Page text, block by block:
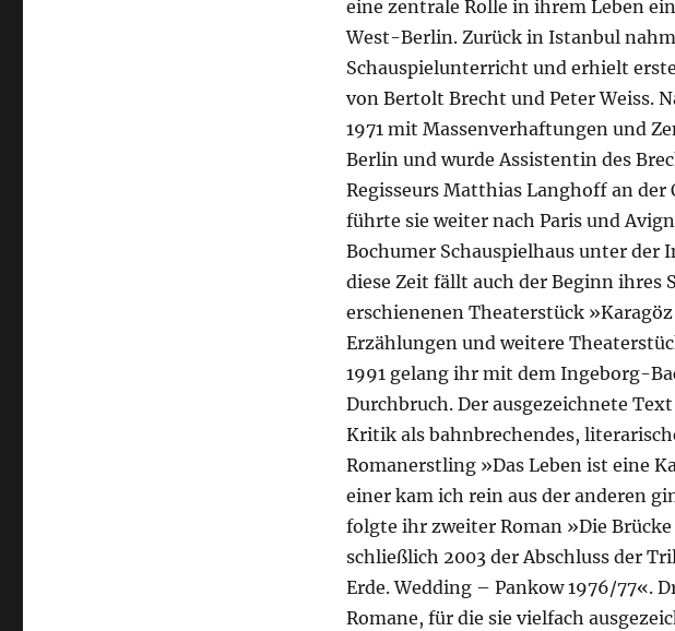
eine zentrale Rolle in ihrem Leben
West-Berlin. Zurück in Istanbul nahm
Schauspielunterricht und erhielt
von Bertolt Brecht und Peter Weiss.
1971 mit Massenverhaftungen und
Berlin und wurde Assistentin des
Regisseurs Matthias Langhoff an
führte sie weiter nach Paris und
Bochumer Schauspielhaus unter der
diese Zeit fällt auch der Beginn ihres
erschienenen Theaterstück
Erzählungen und weitere
1991 gelang ihr mit dem Ingeborg-
Durchbruch. Der ausgezeichnete
Kritik als bahnbrechendes,
Romanerstling »Das Leben ist eine
einer kam ich rein aus der anderen
folgte ihr zweiter Roman »Die
schließlich 2003 der Abschluss der
Erde. Wedding – Pankow 1976/77«.
Romane, für die sie vielfach